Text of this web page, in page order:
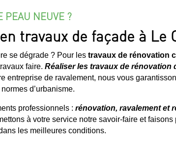
PEAU NEUVE ?
travaux de façade à Le
se dégrade ? Pour les travaux de rénovation
faire. Réaliser les travaux de rénovation
entreprise de ravalement, nous vous
d’urbanisme.
professionnels : rénovation, ravalement et
à votre service notre savoir-faire et faisons
les meilleures conditions.